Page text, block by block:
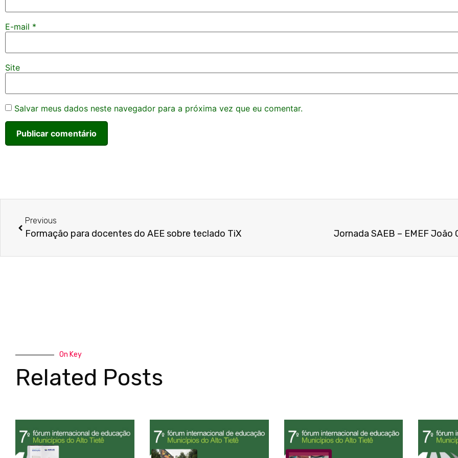
E-mail *
Site
Salvar meus dados neste navegador para a próxima vez que eu comentar.
Previous
Formação para docentes do AEE sobre teclado TiX Jornada SAEB – EMEF João
On Key
Related Posts